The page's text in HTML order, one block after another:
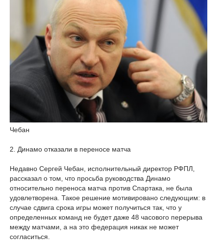
Чебан
2. Динамо отказали в переносе матча
Недавно Сергей Чебан, исполнительный директор РФПЛ,
рассказал о том, что просьба руководства Динамо
относительно переноса матча против Спартака, не была
удовлетворена. Такое решение мотивировано следующим: в
случае сдвига срока игры может получиться так, что у
определенных команд не будет даже 48 часового перерыва
между матчами, а на это федерация никак не может
согласиться.